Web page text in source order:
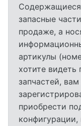
Содержащиеся
запасные
продаже, а
артикулы
хотите
запчастей,
приобрести